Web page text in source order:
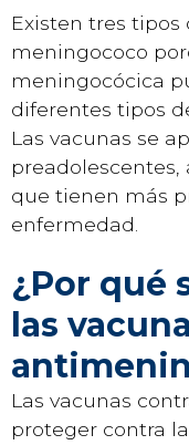
Existen tres tipos
meningococo
meningocócica
diferentes tipos
Las vacunas se
preadolescentes,
que tienen más
enfermedad.
¿Por qué
las
Las vacunas
proteger contra